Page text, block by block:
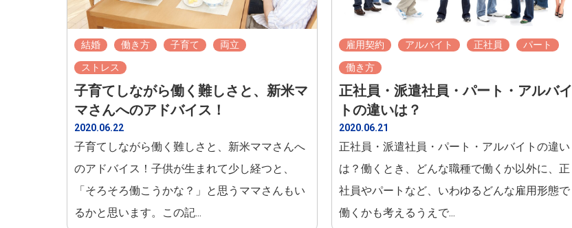
結婚 働き方 子育て 両立
ストレス
子育てしながら働く難しさと、新米マ
マさんへのアドバイス！
2020.06.22
子育てしながら働く難しさと、新米ママさんへ
のアドバイス！子供が生まれて少し経つと、
「そろそろ働こうかな？」と思うママさんもい
るかと思います。この記...
雇用契約 アルバイト 正社員 パート
働き方
正社員・派遣社員・パート・アルバイ
トの違いは？
2020.06.21
正社員・派遣社員・パート・アルバイトの違い
は？働くとき、どんな職種で働くか以外に、正
社員やパートなど、いわゆるどんな雇用形態で
働くかも考えるうえで...